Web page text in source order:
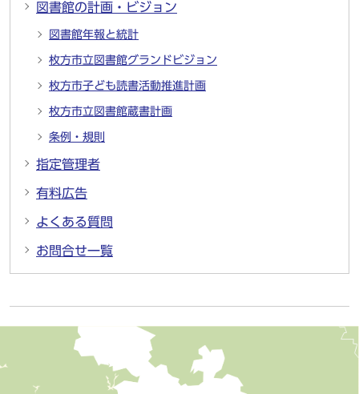
図書館の計画・ビジョン
図書館年報と統計
枚方市立図書館グランドビジョン
枚方市子ども読書活動推進計画
枚方市立図書館蔵書計画
条例・規則
指定管理者
有料広告
よくある質問
お問合せ一覧